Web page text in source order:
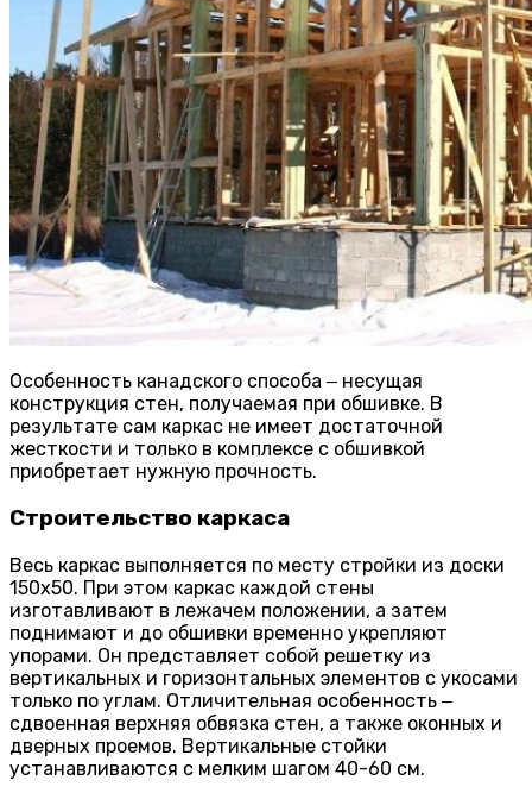
Особенность канадского способа ‒ несущая
конструкция стен, получаемая при обшивке. В
результате сам каркас не имеет достаточной
жесткости и только в комплексе с обшивкой
приобретает нужную прочность.
Строительство каркаса
Весь каркас выполняется по месту стройки из доски
150х50. При этом каркас каждой стены
изготавливают в лежачем положении, а затем
поднимают и до обшивки временно укрепляют
упорами. Он представляет собой решетку из
вертикальных и горизонтальных элементов с укосами
только по углам. Отличительная особенность ‒
сдвоенная верхняя обвязка стен, а также оконных и
дверных проемов. Вертикальные стойки
устанавливаются с мелким шагом 40-60 см.